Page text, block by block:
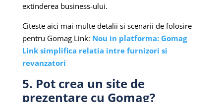
extinderea business-ului.
Citeste aici mai multe detalii si scenarii de folosire
pentru Gomag Link: Nou in platforma: Gomag
Link simplifica relatia intre furnizori si
revanzatori
5. Pot crea un site de
prezentare cu Gomag?